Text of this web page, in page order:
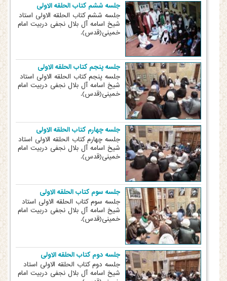
جلسه ششم کتاب الحلقه الاولی
جلسه ششم کتاب الحلقه الاولی استاد
شیخ اسامه آل بلال نجفی دربیت امام
خمینی(قدس).
جلسه پنجم کتاب الحلقه الاولی
جلسه پنجم کتاب الحلقه الاولی استاد
شیخ اسامه آل بلال نجفی دربیت امام
خمینی(قدس).
جلسه چهارم کتاب الحلقه الاولی
جلسه چهارم کتاب الحلقه الاولی استاد
شیخ اسامه آل بلال نجفی دربیت امام
خمینی(قدس).
جلسه سوم کتاب الحلقه الاولی
جلسه سوم کتاب الحلقه الاولی استاد
شیخ اسامه آل بلال نجفی دربیت امام
خمینی(قدس).
جلسه دوم کتاب الحلقه الاولی
جلسه دوم کتاب الحلقه الاولی استاد
شیخ اسامه آل بلال نجفی دربیت امام